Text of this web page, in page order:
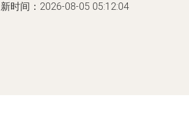
时间：2026-08-05 05:12:04